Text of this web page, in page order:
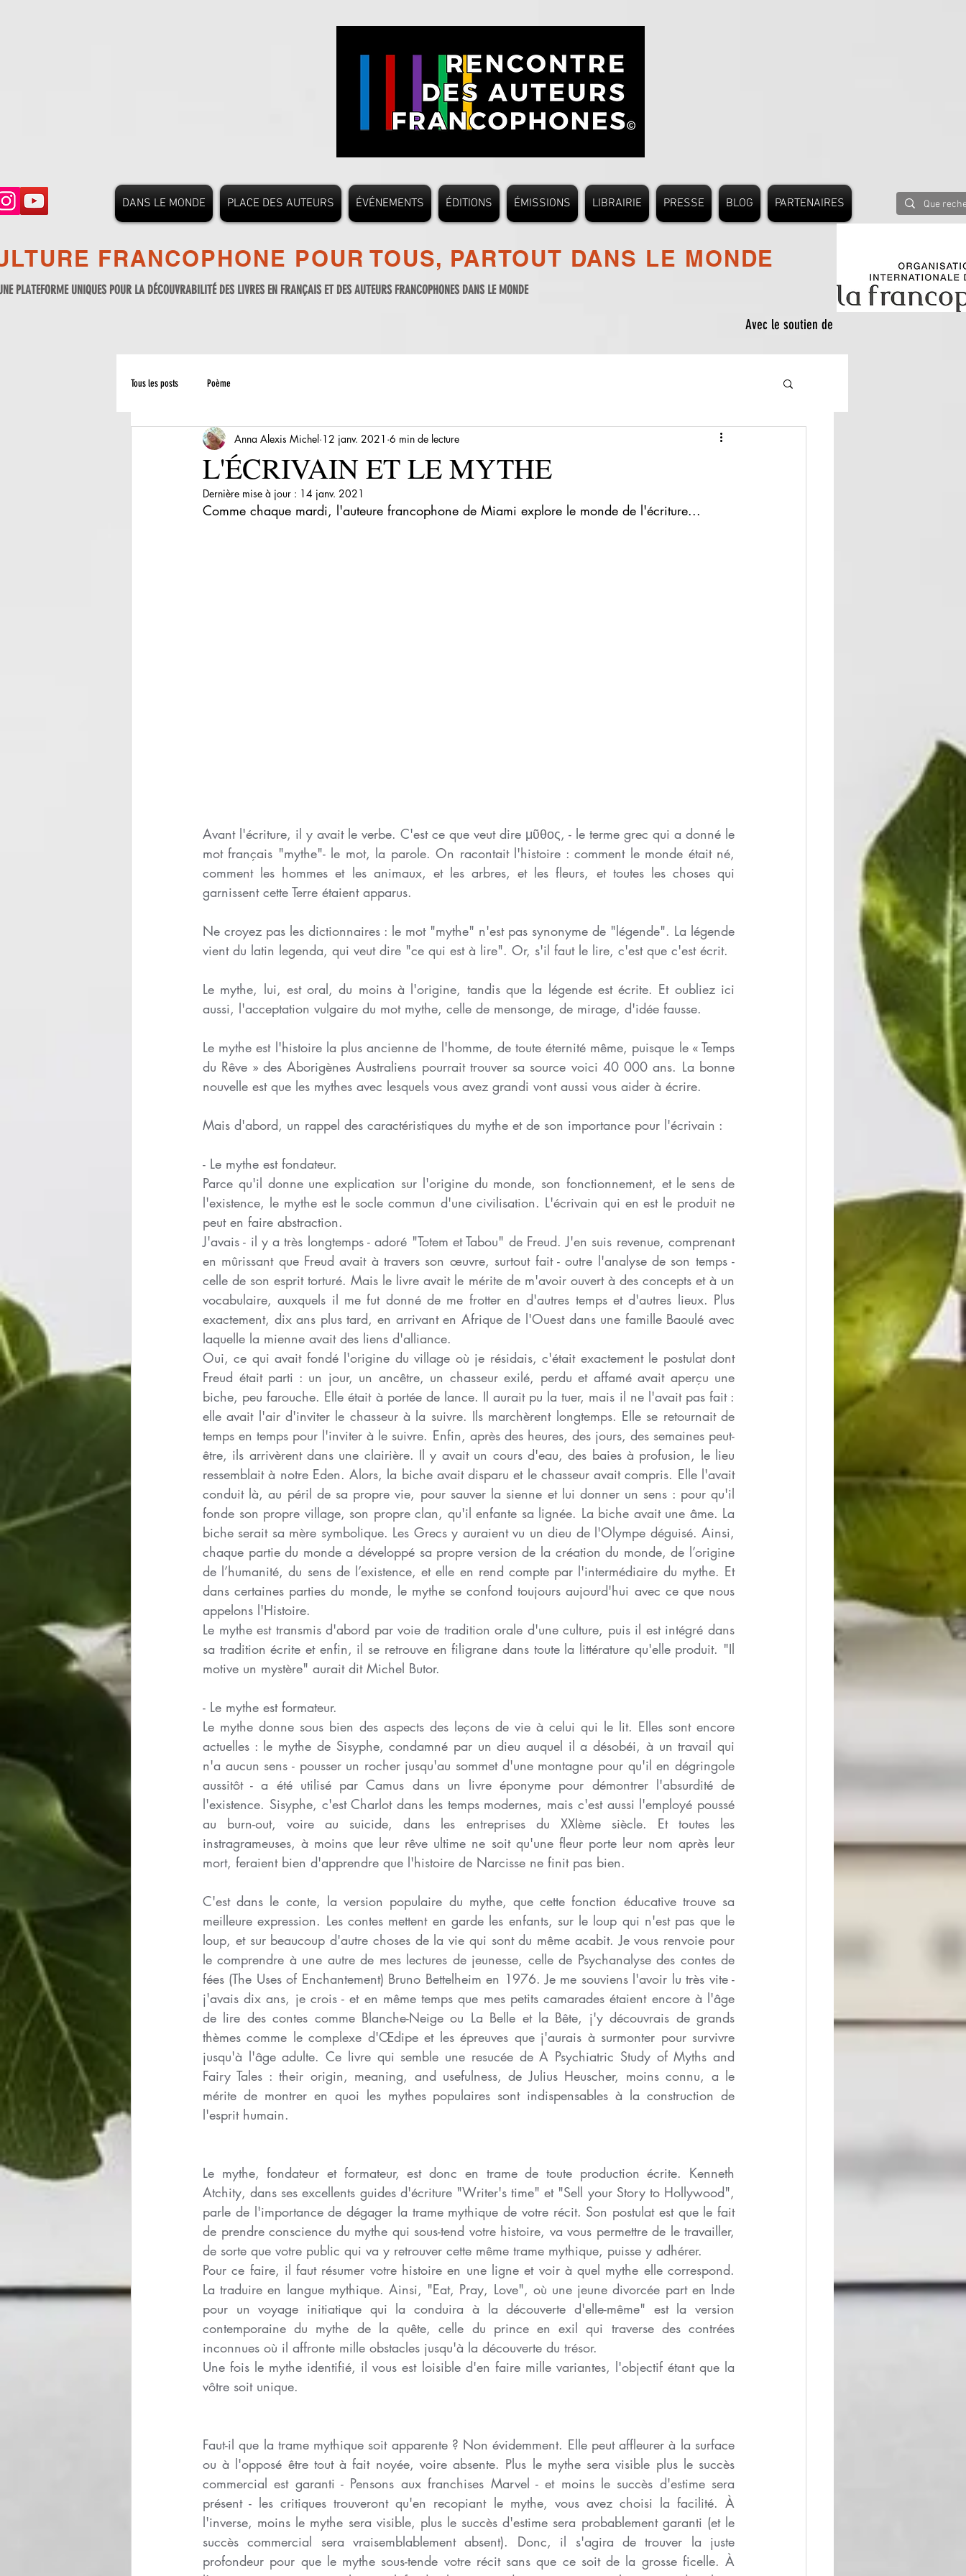
DANS LE MONDE PLACE DES AUTEURS ÉVÉNEMENTS ÉDITIONS ÉMISSIONS LIBRAIRIE PRESSE BLOG PARTENAIRES
FRANCOPHONE POUR TOUS, PARTOUT DANS LE MONDE
PLATEFORME UNIQUES POUR LA DÉCOUVRABILITÉ DES LIVRES EN FRANÇAIS ET DES AUTEURS FRANCOPHONES DANS LE MONDE
Avec le soutien de
Tous les posts Poème
L'ÉCRIVAIN ET LE MYTHE
Anna Alexis Michel 12 janv. 2021 6 min de lecture
Dernière mise à jour : 14 janv. 2021
Comme chaque mardi, l'auteure francophone de Miami explore le monde de l'écriture...
Avant l'écriture, il y avait le verbe. C'est ce que veut dire μῦθος, - le terme grec qui a donné le
mot français "mythe"- le mot, la parole. On racontait l'histoire : comment le monde était né,
comment les hommes et les animaux, et les arbres, et les fleurs, et toutes les choses qui
garnissent cette Terre étaient apparus.
Ne croyez pas les dictionnaires : le mot "mythe" n'est pas synonyme de "légende". La légende
vient du latin legenda, qui veut dire "ce qui est à lire". Or, s'il faut le lire, c'est que c'est écrit.
Le mythe, lui, est oral, du moins à l'origine, tandis que la légende est écrite. Et oubliez ici
aussi, l'acceptation vulgaire du mot mythe, celle de mensonge, de mirage, d'idée fausse.
Le mythe est l'histoire la plus ancienne de l'homme, de toute éternité même, puisque le « Temps
du Rêve » des Aborigènes Australiens pourrait trouver sa source voici 40 000 ans. La bonne
nouvelle est que les mythes avec lesquels vous avez grandi vont aussi vous aider à écrire.
Mais d'abord, un rappel des caractéristiques du mythe et de son importance pour l'écrivain :
- Le mythe est fondateur.
Parce qu'il donne une explication sur l'origine du monde, son fonctionnement, et le sens de
l'existence, le mythe est le socle commun d'une civilisation. L'écrivain qui en est le produit ne
peut en faire abstraction.
J'avais - il y a très longtemps - adoré "Totem et Tabou" de Freud. J'en suis revenue, comprenant
en mûrissant que Freud avait à travers son œuvre, surtout fait - outre l'analyse de son temps -
celle de son esprit torturé. Mais le livre avait le mérite de m'avoir ouvert à des concepts et à un
vocabulaire, auxquels il me fut donné de me frotter en d'autres temps et d'autres lieux. Plus
exactement, dix ans plus tard, en arrivant en Afrique de l'Ouest dans une famille Baoulé avec
laquelle la mienne avait des liens d'alliance.
Oui, ce qui avait fondé l'origine du village où je résidais, c'était exactement le postulat dont
Freud était parti : un jour, un ancêtre, un chasseur exilé, perdu et affamé avait aperçu une
biche, peu farouche. Elle était à portée de lance. Il aurait pu la tuer, mais il ne l'avait pas fait :
elle avait l'air d'inviter le chasseur à la suivre. Ils marchèrent longtemps. Elle se retournait de
temps en temps pour l'inviter à le suivre. Enfin, après des heures, des jours, des semaines peut-
être, ils arrivèrent dans une clairière. Il y avait un cours d'eau, des baies à profusion, le lieu
ressemblait à notre Eden. Alors, la biche avait disparu et le chasseur avait compris. Elle l'avait
conduit là, au péril de sa propre vie, pour sauver la sienne et lui donner un sens : pour qu'il
fonde son propre village, son propre clan, qu'il enfante sa lignée. La biche avait une âme. La
biche serait sa mère symbolique. Les Grecs y auraient vu un dieu de l'Olympe déguisé. Ainsi,
chaque partie du monde a développé sa propre version de la création du monde, de l’origine
de l’humanité, du sens de l’existence, et elle en rend compte par l'intermédiaire du mythe. Et
dans certaines parties du monde, le mythe se confond toujours aujourd'hui avec ce que nous
appelons l'Histoire.
Le mythe est transmis d'abord par voie de tradition orale d'une culture, puis il est intégré dans
sa tradition écrite et enfin, il se retrouve en filigrane dans toute la littérature qu'elle produit. "Il
motive un mystère" aurait dit Michel Butor.
- Le mythe est formateur.
Le mythe donne sous bien des aspects des leçons de vie à celui qui le lit. Elles sont encore
actuelles : le mythe de Sisyphe, condamné par un dieu auquel il a désobéi, à un travail qui
n'a aucun sens - pousser un rocher jusqu'au sommet d'une montagne pour qu'il en dégringole
aussitôt - a été utilisé par Camus dans un livre éponyme pour démontrer l'absurdité de
l'existence. Sisyphe, c'est Charlot dans les temps modernes, mais c'est aussi l'employé poussé
au burn-out, voire au suicide, dans les entreprises du XXIème siècle. Et toutes les
instragrameuses, à moins que leur rêve ultime ne soit qu'une fleur porte leur nom après leur
mort, feraient bien d'apprendre que l'histoire de Narcisse ne finit pas bien.
C'est dans le conte, la version populaire du mythe, que cette fonction éducative trouve sa
meilleure expression. Les contes mettent en garde les enfants, sur le loup qui n'est pas que le
loup, et sur beaucoup d'autre choses de la vie qui sont du même acabit. Je vous renvoie pour
le comprendre à une autre de mes lectures de jeunesse, celle de Psychanalyse des contes de
fées (The Uses of Enchantement) Bruno Bettelheim en 1976. Je me souviens l'avoir lu très vite -
j'avais dix ans, je crois - et en même temps que mes petits camarades étaient encore à l'âge
de lire des contes comme Blanche-Neige ou La Belle et la Bête, j'y découvrais de grands
thèmes comme le complexe d'Œdipe et les épreuves que j'aurais à surmonter pour survivre
jusqu'à l'âge adulte. Ce livre qui semble une resucée de A Psychiatric Study of Myths and
Fairy Tales : their origin, meaning, and usefulness, de Julius Heuscher, moins connu, a le
mérite de montrer en quoi les mythes populaires sont indispensables à la construction de
l'esprit humain.
Le mythe, fondateur et formateur, est donc en trame de toute production écrite. Kenneth
Atchity, dans ses excellents guides d'écriture "Writer's time" et "Sell your Story to Hollywood",
parle de l'importance de dégager la trame mythique de votre récit. Son postulat est que le fait
de prendre conscience du mythe qui sous-tend votre histoire, va vous permettre de le travailler,
de sorte que votre public qui va y retrouver cette même trame mythique, puisse y adhérer.
Pour ce faire, il faut résumer votre histoire en une ligne et voir à quel mythe elle correspond.
La traduire en langue mythique. Ainsi, "Eat, Pray, Love", où une jeune divorcée part en Inde
pour un voyage initiatique qui la conduira à la découverte d'elle-même" est la version
contemporaine du mythe de la quête, celle du prince en exil qui traverse des contrées
inconnues où il affronte mille obstacles jusqu'à la découverte du trésor.
Une fois le mythe identifié, il vous est loisible d'en faire mille variantes, l'objectif étant que la
vôtre soit unique.
Faut-il que la trame mythique soit apparente ? Non évidemment. Elle peut affleurer à la surface
ou à l'opposé être tout à fait noyée, voire absente. Plus le mythe sera visible plus le succès
commercial est garanti - Pensons aux franchises Marvel - et moins le succès d'estime sera
présent - les critiques trouveront qu'en recopiant le mythe, vous avez choisi la facilité. À
l'inverse, moins le mythe sera visible, plus le succès d'estime sera probablement garanti (et le
succès commercial sera vraisemblablement absent). Donc, il s'agira de trouver la juste
profondeur pour que le mythe sous-tende votre récit sans que ce soit de la grosse ficelle. À